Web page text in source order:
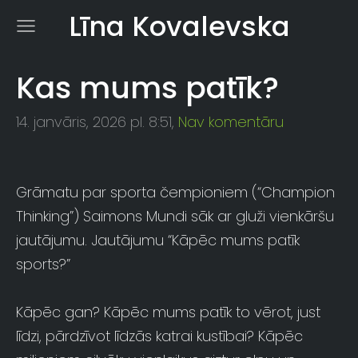
Līna Kovalevska
Kas mums patīk?
14. janvāris, 2026 pl. 8:51, Nav komentāru
Grāmatu par sporta čempioniem (“Champion
Thinking”) Saimons Mundi sāk ar gluži vienkāršu
jautājumu. Jautājumu “Kāpēc mums patīk
sports?”
Kāpēc gan? Kāpēc mums patīk to vērot, just
līdzi, pārdzīvot līdzās katrai kustībai? Kāpēc